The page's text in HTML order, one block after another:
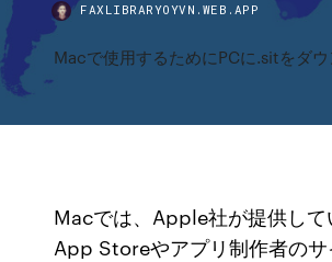
FAXLIBRARYOYVN.WEB.APP
Macで使用するためにPCに.sitをダウ
Macでは、Apple社が提供し
App Storeやアプリ制作者のサ